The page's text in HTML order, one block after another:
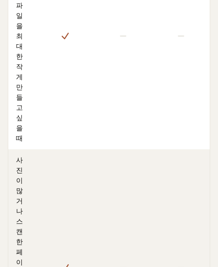
파
일
을
최
대
한
작
게
만
들
고
싶
을
때
사
진
이
많
거
나
스
캔
한
페
이